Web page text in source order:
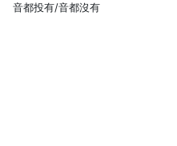
音都投有/音都沒有